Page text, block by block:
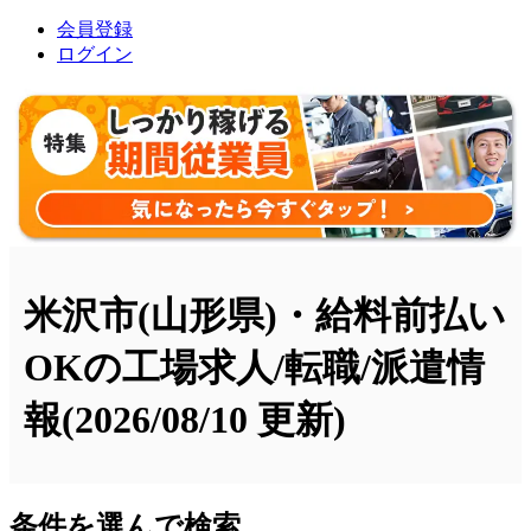
会員登録
ログイン
米沢市(山形県)・給料前払い
OKの工場求人/転職/派遣情
報(2026/08/10 更新)